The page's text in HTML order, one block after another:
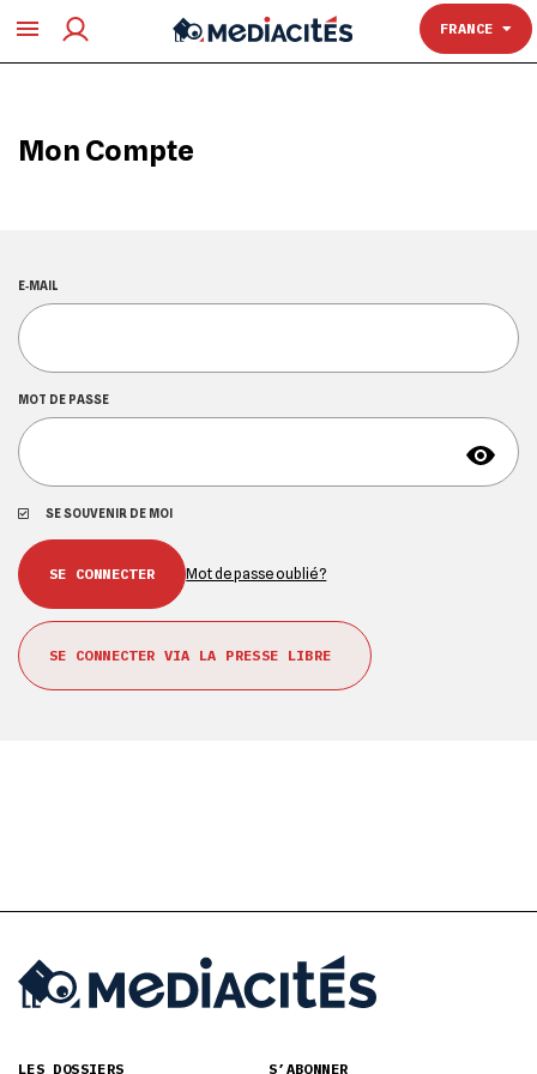
FRANCE
TOULOUSE
Mon Compte
E‑MAIL
MOT DE PASSE
SE SOUVENIR DE MOI
Mot de passe oublié ?
SE CONNECTER VIA LA PRESSE LIBRE
LES DOSSIERS S’ABONNER